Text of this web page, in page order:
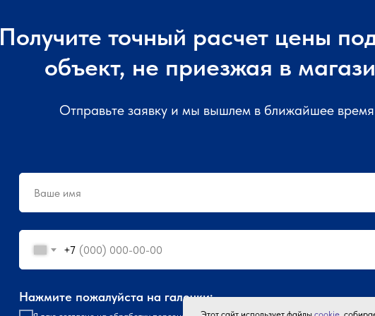
Получите точный расчет цены
объект, не приезжая в
Отправьте заявку и мы вышлем в ближайшее время
+7
Нажмите пожалуйста на галочки: